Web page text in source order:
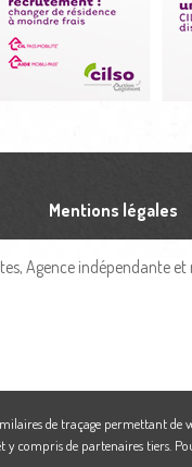
Mentions légales
Agence indépendante et
de traçage permettant
y compris de partenaires tiers.